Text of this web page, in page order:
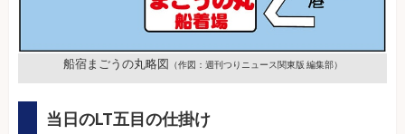
船宿まごうの丸略図 （作図：週刊つりニュース関東版 編集部）
当日のLT五目の仕掛け